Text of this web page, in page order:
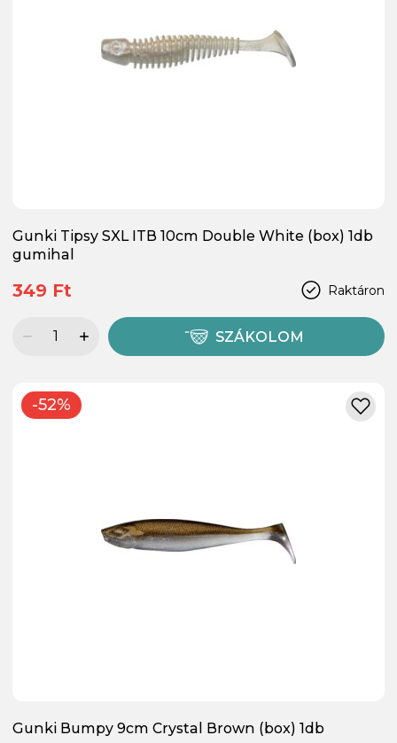
Gunki Tipsy SXL ITB 10cm Double White (box) 1db
gumihal
Raktáron
349 Ft
SZÁKOLOM
-52%
Gunki Bumpy 9cm Crystal Brown (box) 1db